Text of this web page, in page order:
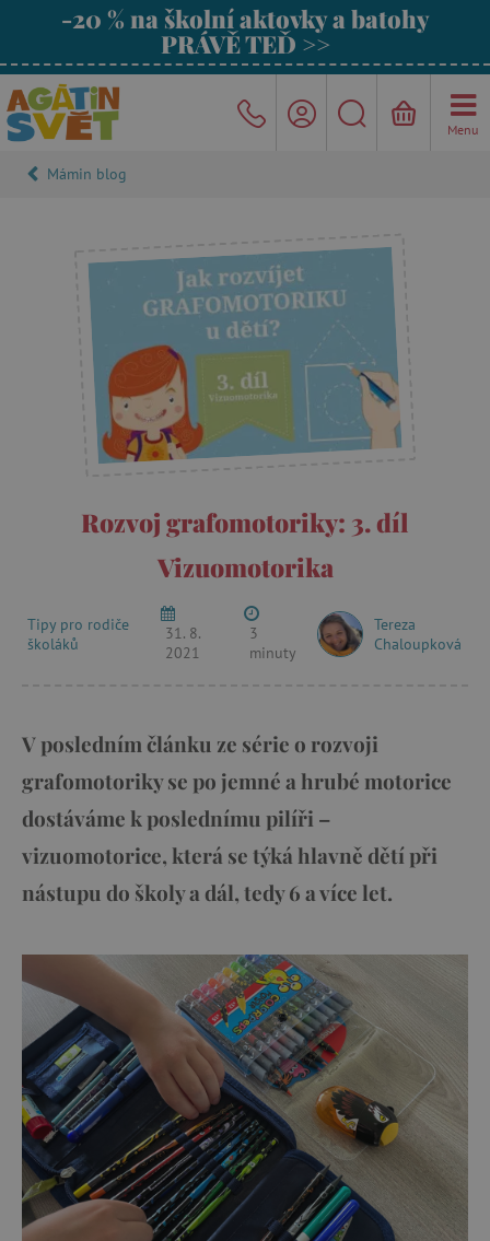
-20 % na školní aktovky a batohy
PRÁVĚ TEĎ >>
Menu
Mámin blog
Rozvoj grafomotoriky: 3. díl
Vizuomotorika
Tipy pro rodiče
školáků
31. 8.
2021
3
minuty
Tereza
Chaloupková
V posledním článku ze série o rozvoji
grafomotoriky se po jemné a hrubé motorice
dostáváme k poslednímu pilíři –
vizuomotorice, která se týká hlavně dětí při
nástupu do školy a dál, tedy 6 a více let.